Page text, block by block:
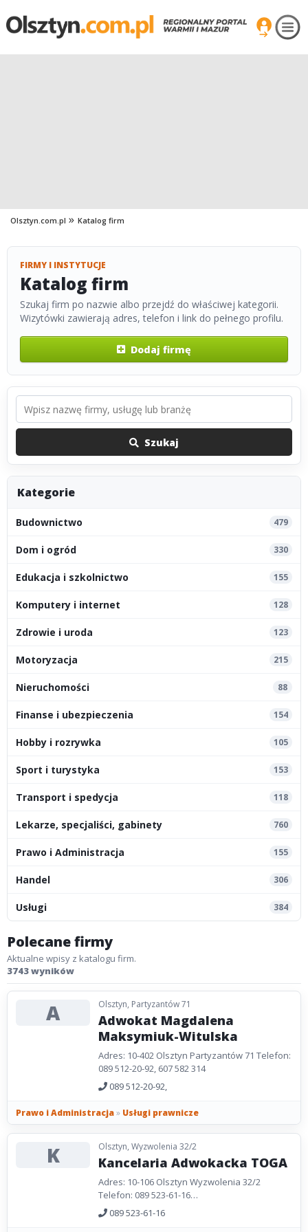
Olsztyn.com.pl Katalog firm
FIRMY I INSTYTUCJE
Katalog firm
Szukaj firm po nazwie albo przejdź do właściwej kategorii.
Wizytówki zawierają adres, telefon i link do pełnego profilu.
Dodaj firmę
Szukaj
Kategorie
Budownictwo 479
Dom i ogród 330
Edukacja i szkolnictwo 155
Komputery i internet 128
Zdrowie i uroda 123
Motoryzacja 215
Nieruchomości 88
Finanse i ubezpieczenia 154
Hobby i rozrywka 105
Sport i turystyka 153
Transport i spedycja 118
Lekarze, specjaliści, gabinety 760
Prawo i Administracja 155
Handel 306
Usługi 384
Polecane firmy
Aktualne wpisy z katalogu firm.
3743 wyników
A Olsztyn, Partyzantów 71
Adwokat Magdalena
Maksymiuk-Witulska
Adres: 10-402 Olsztyn Partyzantów 71 Telefon:
089 512-20-92, 607 582 314
089 512-20-92,
Prawo i Administracja» Usługi prawnicze
K Olsztyn, Wyzwolenia 32/2
Kancelaria Adwokacka TOGA
Adres: 10-106 Olsztyn Wyzwolenia 32/2
Telefon: 089 523-61-16
kancelaria@adwokaci.olsztyn.pl
rodzinne, sprawy cywilne, gospodarcze...
089 523-61-16